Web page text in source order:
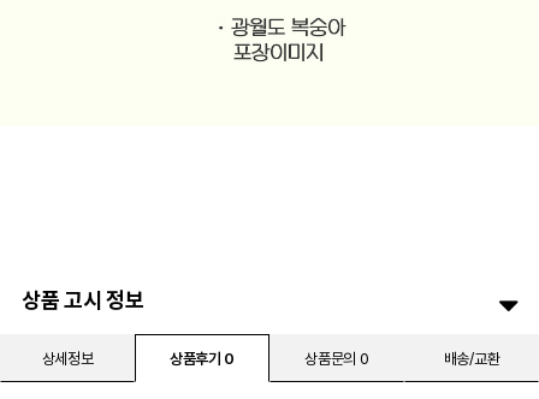
상품 고시 정보
상세정보 상품후기 0 상품문의 0 배송/교환